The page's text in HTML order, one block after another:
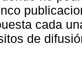
cada
de